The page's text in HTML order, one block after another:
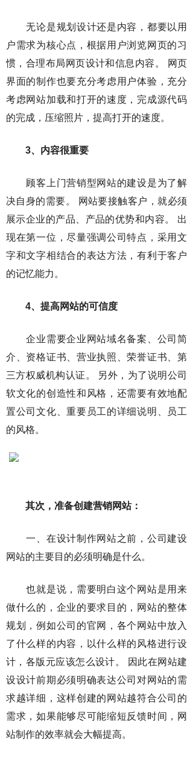
无论是规划设计还是内容，都要以用
户需求为核心点，根据用户浏览网页的习
惯，合理布局网页设计和信息内容。 网页
界面的制作也要充分考虑用户体验，充分
考虑网站加载和打开的速度，完成源代码
的完成，压缩照片，提高打开的速度。
3、内容很重要
顾客上门营销型网站的建设是为了解
决自身的需要。 网站要接触客户，就必须
展示企业的产品、产品的优势和内容。 出
现在第一位，尽量强调公司特点，采用文
字和文字相结合的表达方法，有利于客户
的记忆能力。
4、提高网站的可信度
企业需要企业网站域名备案、公司简
介、资格证书、营业执照、荣誉证书、第
三方权威机构认证。 另外，为了说明公司
软文化的创造性和风格，还需要有效地配
置公司文化、重要员工的详细说明、员工
的风格。
其次，准备创建营销网站：
一、在设计制作网站之前，公司建设
网站的主要目的必须明确是什么。
也就是说，需要明白这个网站是用来
做什么的，企业的要求目的，网站的整体
规划，例如公司的官网，各个网站中放入
了什么样的内容，以什么样的风格进行设
计，各版元应该怎么设计。 因此在网站建
设设计前期必须明确表达公司对网站的需
求越详细，这样创建的网站越符合公司的
需求，如果能够尽可能缩短反馈时间，网
站制作的效率就会大幅提高。